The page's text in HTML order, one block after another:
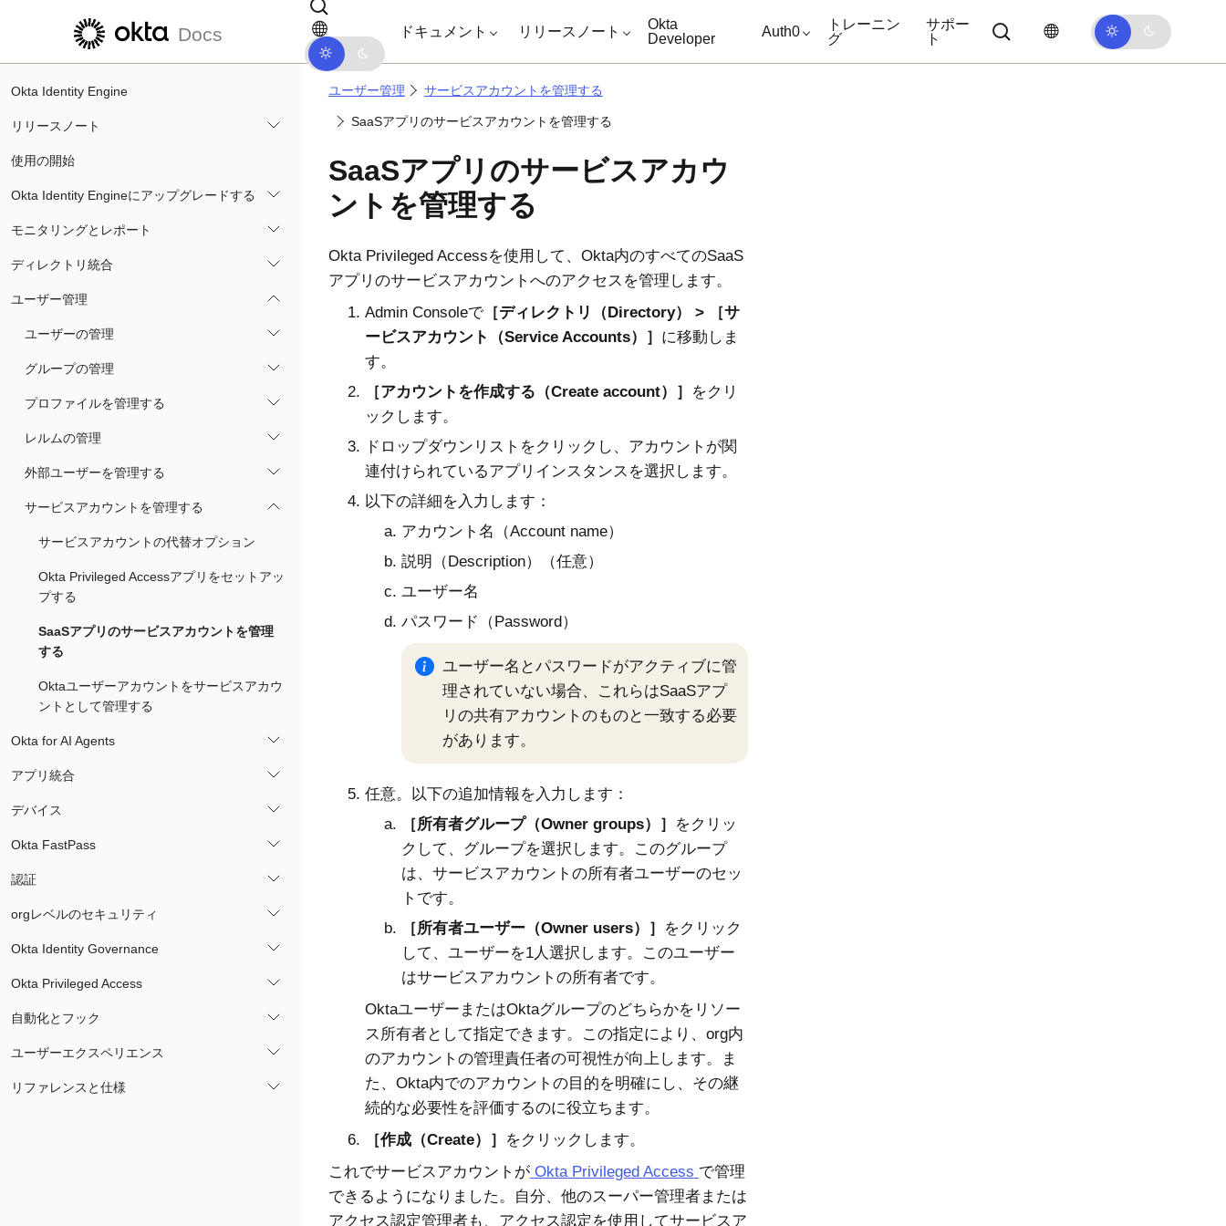
メインコンテンツにスキップ ドキュメントナビゲーションにスキップ
Docs ドキュメント リリースノート
Okta
Developer
Auth0
トレーニン
グ
サポー
ト
Okta Identity Engine
リリースノート
使用の開始
Okta Identity Engineにアップグレードする
モニタリングとレポート
ディレクトリ統合
ユーザー管理
ユーザーの管理
グループの管理
プロファイルを管理する
レルムの管理
外部ユーザーを管理する
サービスアカウントを管理する
サービスアカウントの代替オプション
Okta Privileged Accessアプリをセットアッ
プする
SaaSアプリのサービスアカウントを管理
する
Oktaユーザーアカウントをサービスアカウ
ントとして管理する
Okta for AI Agents
アプリ統合
デバイス
Okta FastPass
認証
orgレベルのセキュリティ
Okta Identity Governance
Okta Privileged Access
自動化とフック
ユーザーエクスペリエンス
リファレンスと仕様
ユーザー管理 サービスアカウントを管理する
SaaSアプリのサービスアカウントを管理する
SaaSアプリのサービスアカウ
ントを管理する
Okta Privileged Accessを使用して、 Okta内のすべてのSaaS
アプリのサービスアカウントへのアクセスを管理します。
Admin Consoleで ディレクトリ（Directory）
サ
ービスアカウント（Service Accounts）
に移動しま
す。
アカウントを作成する（Create account）
をクリ
ックします。
ドロップダウンリストをクリックし、アカウントが関
連付けられているアプリインスタンスを選択します。
以下の詳細を入力します：
アカウント名（Account name）
説明（Description）（任意）
ユーザー名
パスワード（Password）
ユーザー名とパスワードがアクティブに管
理されていない場合、これらはSaaSアプ
リの共有アカウントのものと一致する必要
があります。
任意。以下の追加情報を入力します：
所有者グループ（Owner groups）
をクリッ
クして、グループを選択します。このグループ
は、サービスアカウントの所有者ユーザーのセッ
トです。
所有者ユーザー（Owner users）
をクリック
して、ユーザーを1人選択します。このユーザー
はサービスアカウントの所有者です。
OktaユーザーまたはOktaグループのどちらかをリソー
ス所有者として指定できます。この指定により、org内
のアカウントの管理責任者の可視性が向上します。ま
た、 Okta内でのアカウントの目的を明確にし、その継
続的な必要性を評価するのに役立ちます。
作成（Create）
をクリックします。
これでサービスアカウントが Okta Privileged Access で管理
できるようになりました。自分、他のスーパー管理者または
アクセス認定管理者も、アクセス認定を使用してサービスア